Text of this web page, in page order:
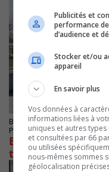
BOUCHERVILLE
Publié le 12 septembre
Boucherville
toiture du Centre
Publicités et
performance
d’audience et
Stocker et/ou
appareil
En savoir plus
Vos données à
informations liées à
uniques et autres
et consultées par 66
ou utilisées
nous-mêmes sommes
géolocalisation